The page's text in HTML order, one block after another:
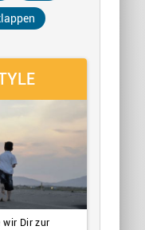
wir Dir zur